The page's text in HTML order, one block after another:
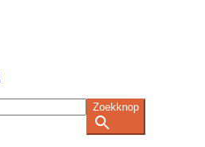
Zoekknop